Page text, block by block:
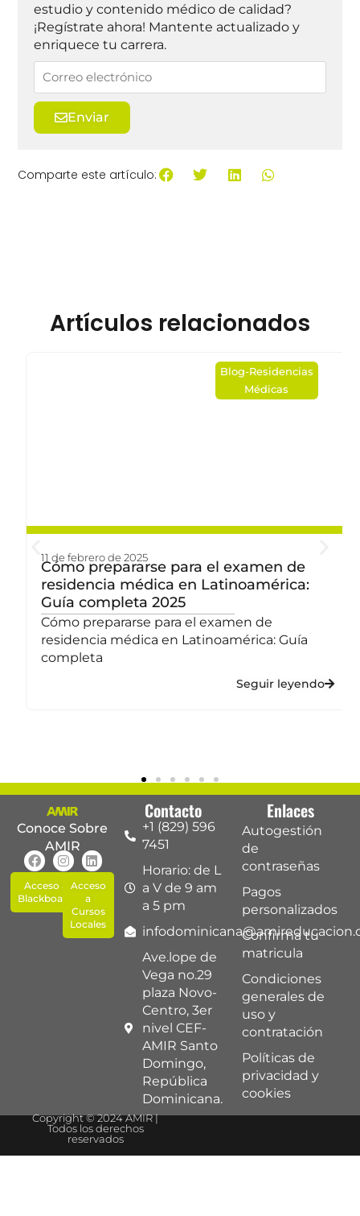
estudio y contenido médico de calidad?
¡Regístrate ahora! Mantente actualizado y
enriquece tu carrera.
Enviar
Comparte este artículo:
Artículos relacionados
Blog-Residencias
Médicas
11 de febrero de 2025
Cómo prepararse para el examen de
residencia médica en Latinoamérica:
Guía completa 2025
Cómo prepararse para el examen de
residencia médica en Latinoamérica: Guía
completa
Seguir leyendo
Conoce Sobre
AMIR
Acceso a
Blackboard
Acceso
a
Cursos
Locales
Contacto
+1 (829) 596
7451
Horario: de L
a V de 9 am
a 5 pm
Ave.lope de
Vega no.29
plaza Novo-
Centro, 3er
nivel CEF-
AMIR Santo
Domingo,
República
Dominicana.
Enlaces
Autogestión
de
contraseñas
Pagos
personalizados
Confirma tu
matricula
Condiciones
generales de
uso y
contratación
Políticas de
privacidad y
cookies
Copyright © 2024 AMIR |
Todos los derechos
reservados